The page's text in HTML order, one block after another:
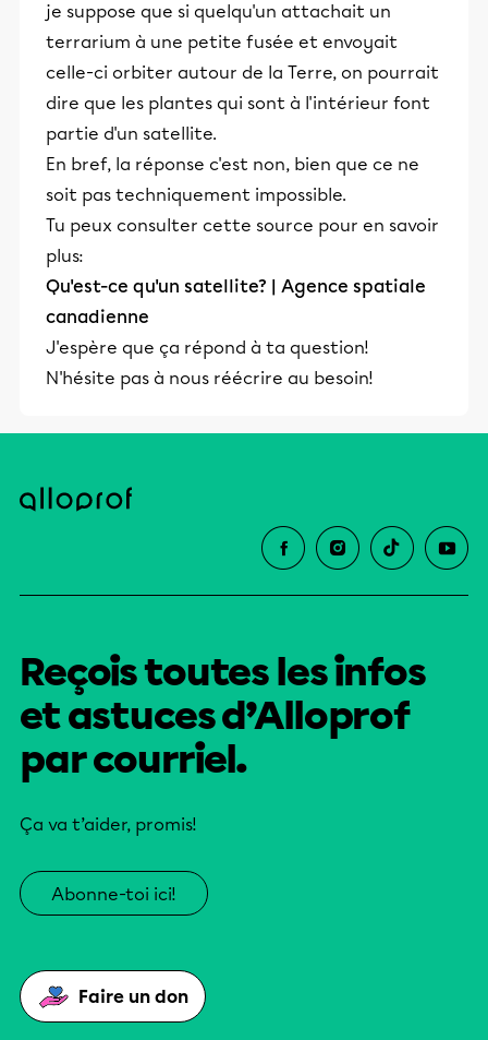
je suppose que si quelqu'un attachait un
terrarium à une petite fusée et envoyait
celle-ci orbiter autour de la Terre, on pourrait
dire que les plantes qui sont à l'intérieur font
partie d'un satellite.
En bref, la réponse c'est non, bien que ce ne
soit pas techniquement impossible.
Tu peux consulter cette source pour en savoir
plus:
Qu'est-ce qu'un satellite? | Agence spatiale
canadienne
J'espère que ça répond à ta question!
N'hésite pas à nous réécrire au besoin!
Reçois toutes les infos
et astuces d’Alloprof
par courriel.
Ça va t’aider, promis!
Abonne-toi ici!
Faire un don